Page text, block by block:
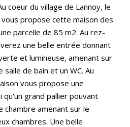
coeur du village de Lannoy, le
propose cette maison des
parcelle de 85 m2. Au rez-
une belle entrée donnant
et lumineuse, amenant sur
salle de bain et un WC. Au
vous propose une
qu'un grand pallier pouvant
chambre amenant sur le
chambres. Une belle